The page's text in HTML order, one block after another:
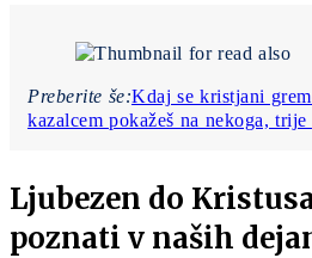
Preberite še:Kdaj se kristjani
kazalcem pokažeš na nekoga,
Ljubezen do
poznati v naših